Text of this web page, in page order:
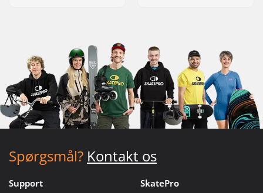
Spørgsmål? Kontakt os
Support SkatePro